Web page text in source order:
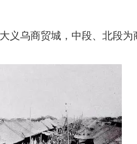
义乌商贸城，中段、北段